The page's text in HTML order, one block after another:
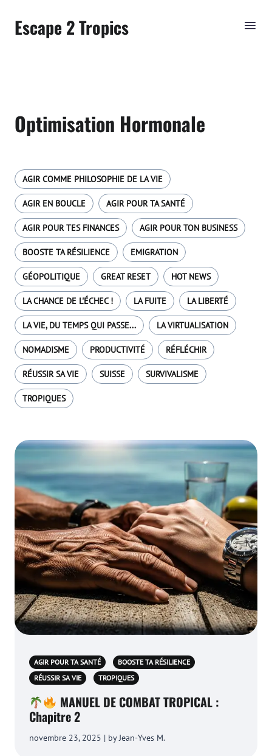
Escape 2 Tropics
Optimisation Hormonale
AGIR COMME PHILOSOPHIE DE LA VIE
AGIR EN BOUCLE AGIR POUR TA SANTÉ
AGIR POUR TES FINANCES AGIR POUR TON BUSINESS
BOOSTE TA RÉSILIENCE EMIGRATION
GÉOPOLITIQUE GREAT RESET HOT NEWS
LA CHANCE DE L'ÉCHEC ! LA FUITE LA LIBERTÉ
LA VIE, DU TEMPS QUI PASSE... LA VIRTUALISATION
NOMADISME PRODUCTIVITÉ RÉFLÉCHIR
RÉUSSIR SA VIE SUISSE SURVIVALISME
TROPIQUES
AGIR POUR TA SANTÉ
BOOSTE TA RÉSILIENCE
RÉUSSIR SA VIE
TROPIQUES
MANUEL DE COMBAT TROPICAL :
Chapitre 2
novembre 23, 2025 | by Jean-Yves M.